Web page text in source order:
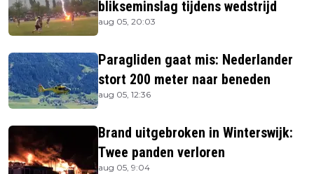
blikseminslag tijdens wedstrijd
aug 05, 20:03
Paragliden gaat mis: Nederlander
stort 200 meter naar beneden
aug 05, 12:36
Brand uitgebroken in Winterswijk:
Twee panden verloren
aug 05, 9:04